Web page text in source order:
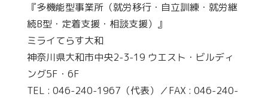
『多機能型事業所（就労移行・自立訓練・就労継
続B型・定着支援・相談支援）』
ミライてらす大和
神奈川県大和市中央2-3-19 ウエスト・ビルディ
ング5F・6F
TEL : 046-240-1967（代表）／FAX : 046-240-